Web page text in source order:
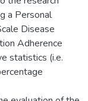
a Personal
Disease
Adherence
statistics (i.e.